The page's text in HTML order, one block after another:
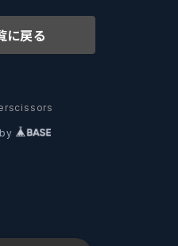
に戻る